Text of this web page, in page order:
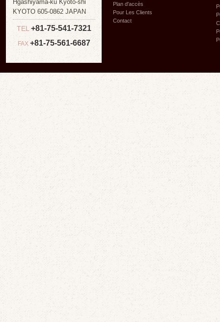
Hgashiyama-ku Kyoto-shi
KYOTO 605-0862 JAPAN
TEL +81-75-541-7321
FAX +81-75-561-6687
Plan d'accès
Pour Les Clients
Contact